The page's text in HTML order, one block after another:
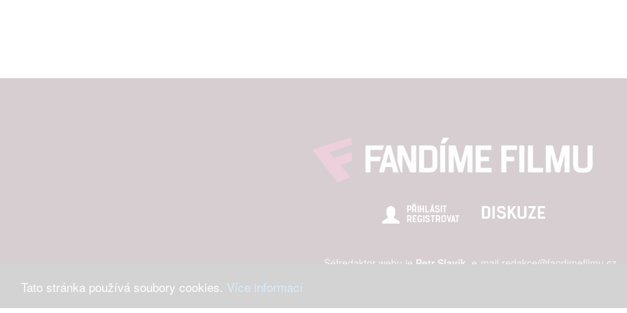
Tato stránka používá soubory cookies. Více informací
PŘIHLÁSIT
REGISTROVAT
DISKUZE
Šéfredaktor webu je Petr Slavík , e-mail redakce@fandimefilmu.cz
Máte-li zájem o inzerci na našem webu napište nám na e-mail